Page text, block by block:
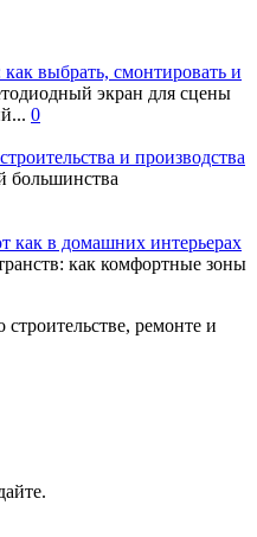
выбрать, смонтировать и
экран для сцены
0
и производства
большинства
в домашних интерьерах
как комфортные зоны
ремонте и